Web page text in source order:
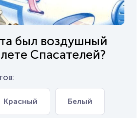
был воздушный
Спасателей?
Красный Белый